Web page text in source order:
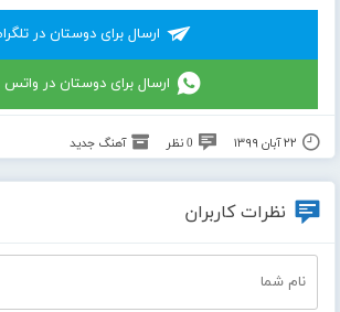
ارسال برای دوستان در
ارسال برای دوستان در
۲۲ آبان ۱۳۹۹ 0 نظر آهنگ جدید
نظرات کاربران